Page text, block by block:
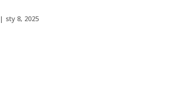
| sty 8, 2025